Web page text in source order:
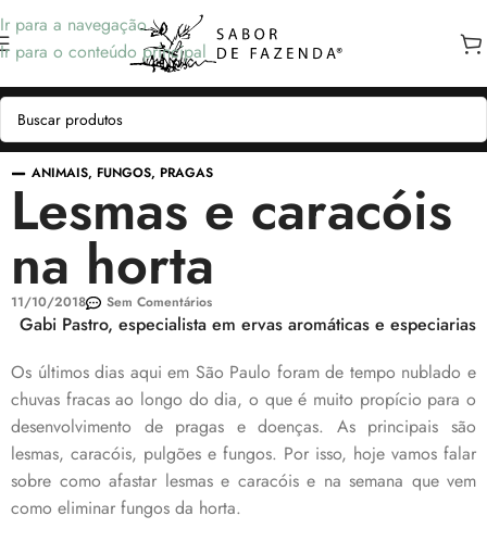
Ir para a navegação
Ir para o conteúdo principal
ANIMAIS, FUNGOS, PRAGAS
Lesmas e caracóis
na horta
11/10/2018 Sem Comentários
Gabi Pastro, especialista em ervas aromáticas e especiarias
Os últimos dias aqui em São Paulo foram de tempo nublado e
chuvas fracas ao longo do dia, o que é muito propício para o
desenvolvimento de pragas e doenças. As principais são
lesmas, caracóis, pulgões e fungos. Por isso, hoje vamos falar
sobre como afastar lesmas e caracóis e na semana que vem
como eliminar fungos da horta.